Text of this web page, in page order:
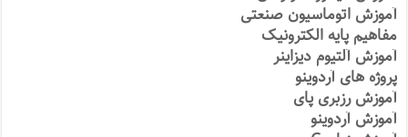
آموزش اتوماسیون صنعتی
مفاهیم پایه الکترونیک
آموزش آلتیوم دیزاینر
پروژه های آردوینو
آموزش رزبری پای
آموزش آردوینو